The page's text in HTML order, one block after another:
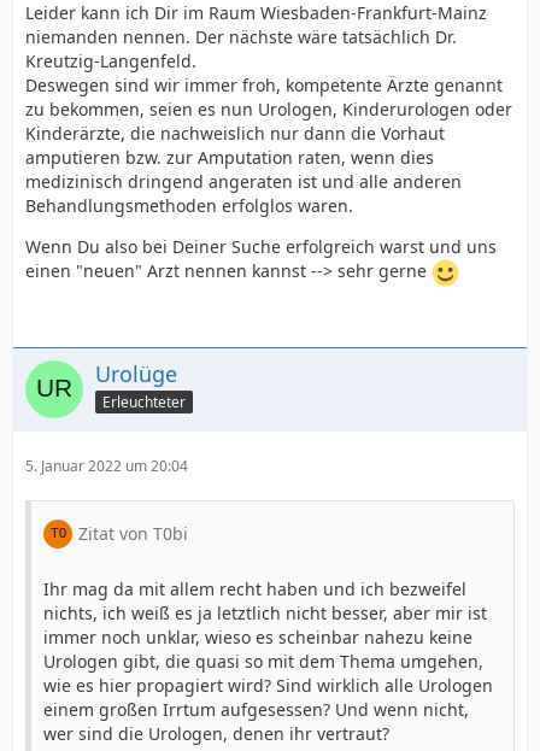
Leider kann ich Dir im Raum Wiesbaden-Frankfurt-Mainz
niemanden nennen. Der nächste wäre tatsächlich Dr.
Kreutzig-Langenfeld.
Deswegen sind wir immer froh, kompetente Ärzte genannt
zu bekommen, seien es nun Urologen, Kinderurologen oder
Kinderärzte, die nachweislich nur dann die Vorhaut
amputieren bzw. zur Amputation raten, wenn dies
medizinisch dringend angeraten ist und alle anderen
Behandlungsmethoden erfolglos waren.
Wenn Du also bei Deiner Suche erfolgreich warst und uns
einen "neuen" Arzt nennen kannst --> sehr gerne
Urolüge
Erleuchteter
5. Januar 2022 um 20:04
Zitat von T0bi
Ihr mag da mit allem recht haben und ich bezweifel
nichts, ich weiß es ja letztlich nicht besser, aber mir ist
immer noch unklar, wieso es scheinbar nahezu keine
Urologen gibt, die quasi so mit dem Thema umgehen,
wie es hier propagiert wird? Sind wirklich alle Urologen
einem großen Irrtum aufgesessen? Und wenn nicht,
wer sind die Urologen, denen ihr vertraut?